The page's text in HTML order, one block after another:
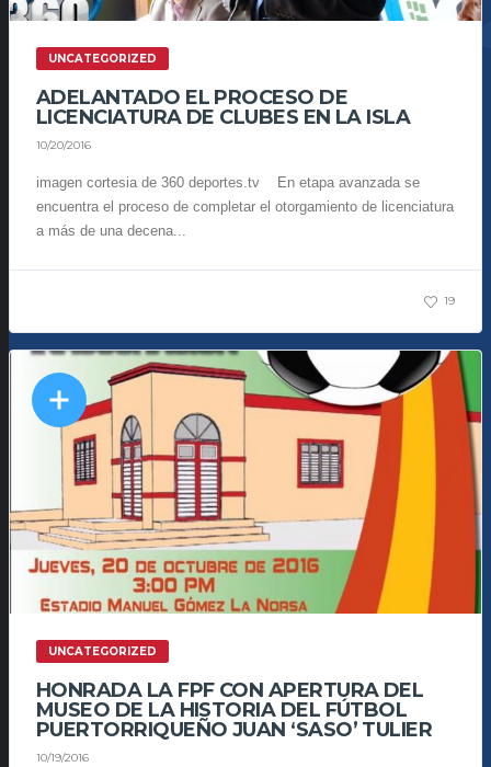
UNCATEGORIZED
ADELANTADO EL PROCESO DE
LICENCIATURA DE CLUBES EN LA ISLA
10/20/2016
imagen cortesia de 360 deportes.tv En etapa avanzada se
encuentra el proceso de completar el otorgamiento de licenciatura
a más de una decena...
19
UNCATEGORIZED
HONRADA LA FPF CON APERTURA DEL
MUSEO DE LA HISTORIA DEL FÚTBOL
PUERTORRIQUEÑO JUAN ‘SASO’ TULIER
10/19/2016